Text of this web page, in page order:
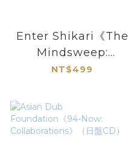
Enter Shikari《The
Mindsweep:
Hospitalised》
NT$499